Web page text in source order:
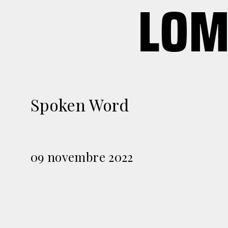
Spoken Word
09 novembre 2022